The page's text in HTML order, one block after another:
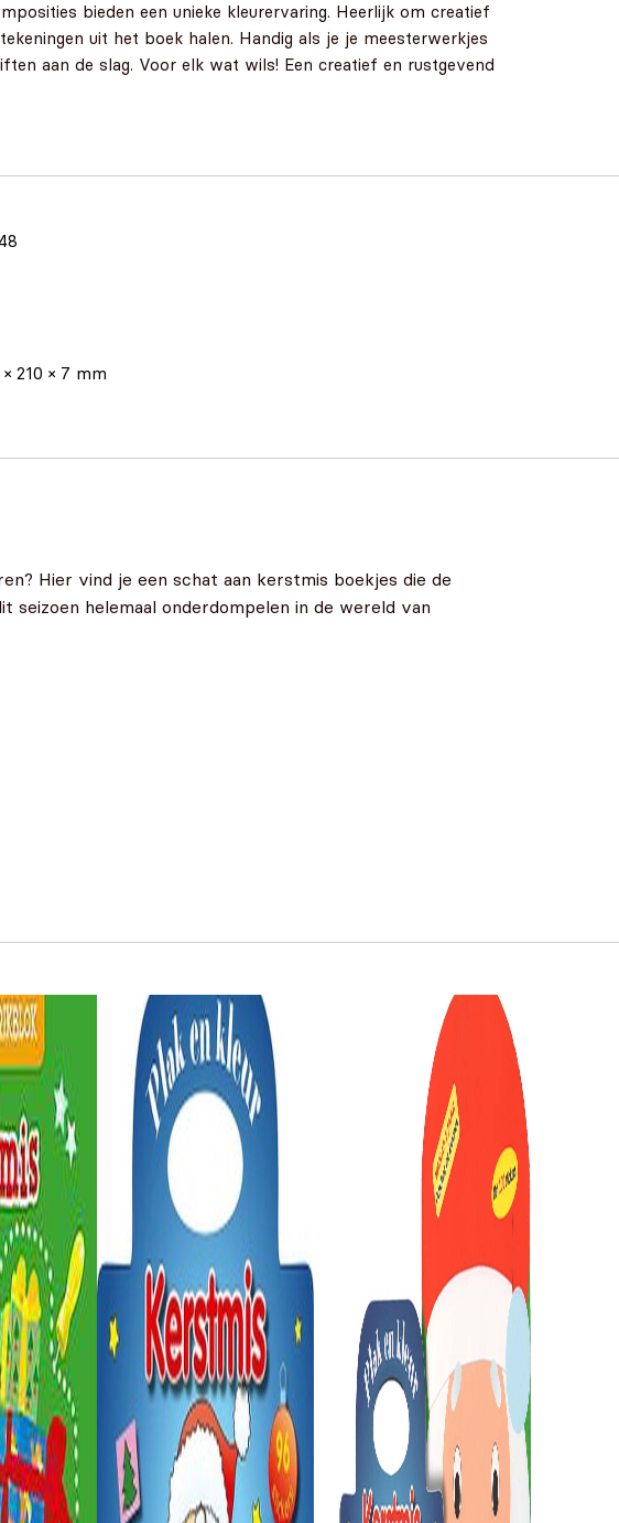
bieden een unieke kleurervaring. Heerlijk om creatief
uit het boek halen. Handig als je je meesterwerkjes
aan de slag. Voor elk wat wils! Een creatief en rustgevend
210 × 7 mm
Hier vind je een schat aan kerstmis boekjes die de
seizoen helemaal onderdompelen in de wereld van